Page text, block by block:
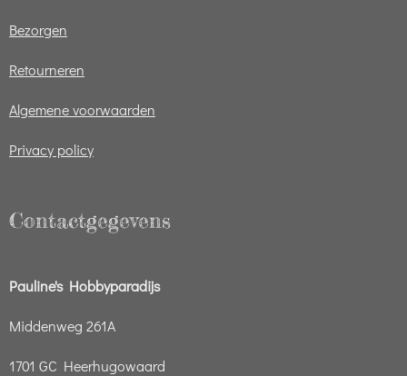
Bezorgen
Retourneren
Algemene voorwaarden
Privacy policy
Contactgegevens
Pauline's Hobbyparadijs
Middenweg 261A
1701 GC Heerhugowaard